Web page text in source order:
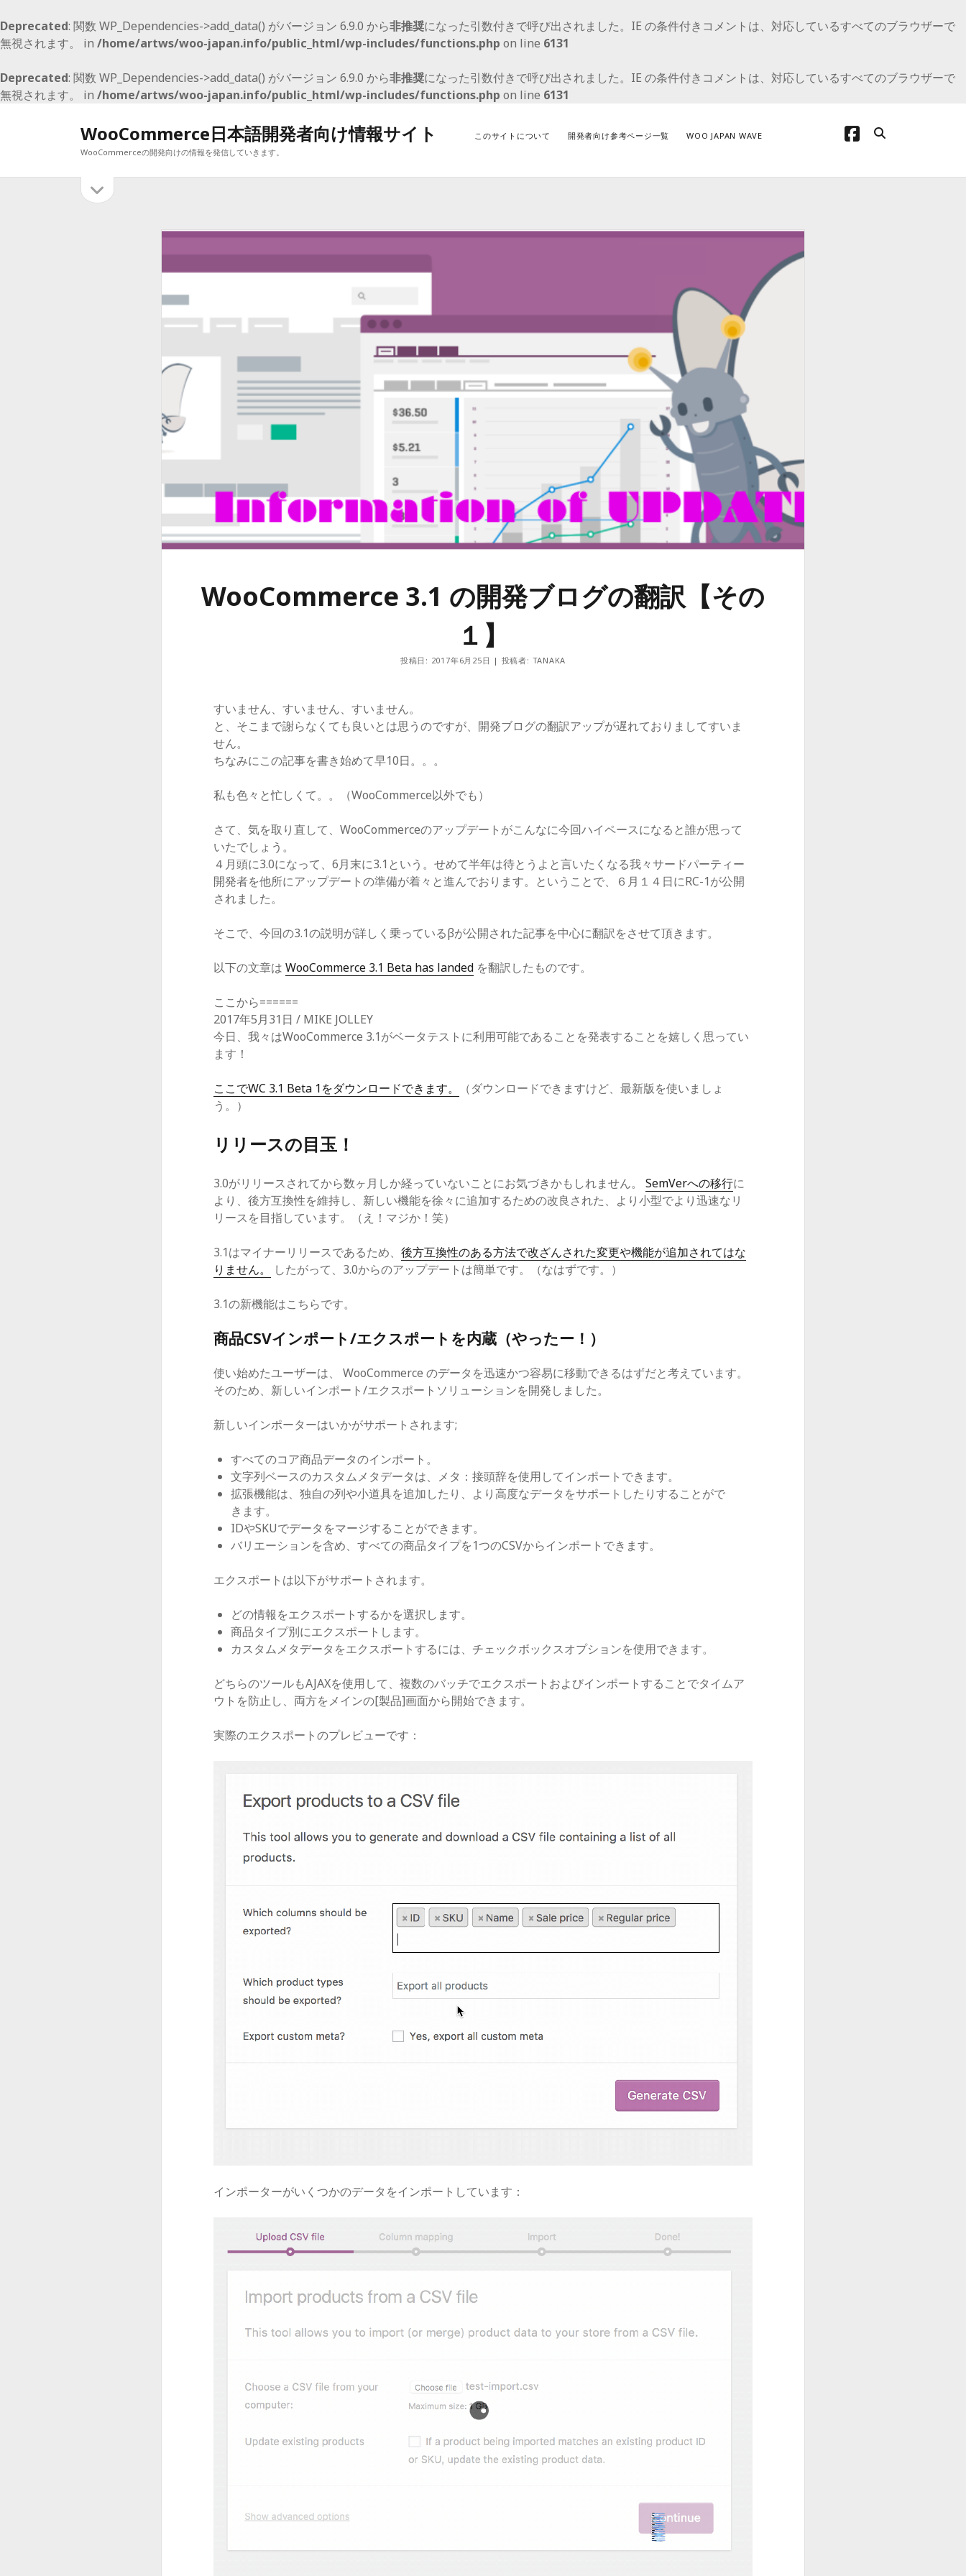
Deprecated: 関数 WP_Dependencies->add_data() がバージョン 6.9.0 から非推奨になった引数付きで呼び出されました。IE の条件付きコメントは、対応しているすべてのブラウザーで
無視されます。 in /home/artws/woo-japan.info/public_html/wp-includes/functions.php on line 6131
Deprecated: 関数 WP_Dependencies->add_data() がバージョン 6.9.0 から非推奨になった引数付きで呼び出されました。IE の条件付きコメントは、対応しているすべてのブラウザーで
無視されます。 in /home/artws/woo-japan.info/public_html/wp-includes/functions.php on line 6131
WooCommerce日本語開発者向け情報サイト
WooCommerceの開発向けの情報を発信していきます。
このサイトについて 開発者向け参考ページ一覧 WOO JAPAN WAVE facebook
イ
WooCommerce 3.9 リリース開始
2020年1月
2019年11月
2019年4月
2018年10月
2017年12月
2017年6月
2016年12月
アップデート情報
WooCommerce 3.1 の開発ブログの翻訳【その
１】
投稿日: 2017年6月25日 | 投稿者: TANAKA
すいません、すいません、すいません。
と、そこまで謝らなくても良いとは思うのですが、開発ブログの翻訳アップが遅れておりましてすいま
せん。
ちなみにこの記事を書き始めて早10日。。。
私も色々と忙しくて。。（WooCommerce以外でも）
さて、気を取り直して、WooCommerceのアップデートがこんなに今回ハイペースになると誰が思って
いたでしょう。
４月頭に3.0になって、6月末に3.1という。せめて半年は待とうよと言いたくなる我々サードパーティー
開発者を他所にアップデートの準備が着々と進んでおります。ということで、６月１４日にRC-1が公開
されました。
そこで、今回の3.1の説明が詳しく乗っているβが公開された記事を中心に翻訳をさせて頂きます。
以下の文章はWooCommerce 3.1 Beta has landed を翻訳したものです。
ここから======
2017年5月31日 / MIKE JOLLEY
今日、我々はWooCommerce 3.1がベータテストに利用可能であることを発表することを嬉しく思ってい
ます！
ここでWC 3.1 Beta 1をダウンロードできます。
（ダウンロードできますけど、最新版を使いましょ
う。）
リリースの目玉！
3.0がリリースされてから数ヶ月しか経っていないことにお気づきかもしれません。SemVerへの移行に
より、後方互換性を維持し、新しい機能を徐々に追加するための改良された、より小型でより迅速なリ
リースを目指しています。（え！マジか！笑）
3.1はマイナーリリースであるため、後方互換性のある方法で改ざんされた変更や機能が追加されてはな
りません。
したがって、3.0からのアップデートは簡単です。（なはずです。）
3.1の新機能はこちらです。
商品CSVインポート/エクスポートを内蔵（やったー！）
使い始めたユーザーは、 WooCommerce のデータを迅速かつ容易に移動できるはずだと考えています。
そのため、新しいインポート/エクスポートソリューションを開発しました。
新しいインポーターはいかがサポートされます;
すべてのコア商品データのインポート。
文字列ベースのカスタムメタデータは、メタ：接頭辞を使用してインポートできます。
拡張機能は、独自の列や小道具を追加したり、より高度なデータをサポートしたりすることがで
きます。
IDやSKUでデータをマージすることができます。
バリエーションを含め、すべての商品タイプを1つのCSVからインポートできます。
エクスポートは以下がサポートされます。
どの情報をエクスポートするかを選択します。
商品タイプ別にエクスポートします。
カスタムメタデータをエクスポートするには、チェックボックスオプションを使用できます。
どちらのツールもAJAXを使用して、複数のバッチでエクスポートおよびインポートすることでタイムア
ウトを防止し、両方をメインの[製品]画面から開始できます。
実際のエクスポートのプレビューです：
インポーターがいくつかのデータをインポートしています：